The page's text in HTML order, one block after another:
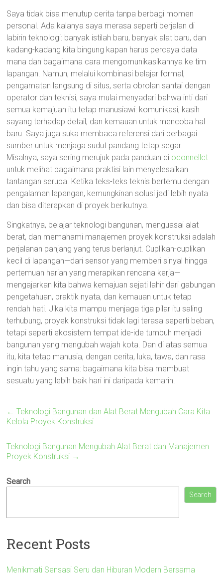
Saya tidak bisa menutup cerita tanpa berbagi momen
personal. Ada kalanya saya merasa seperti berjalan di
labirin teknologi: banyak istilah baru, banyak alat baru, dan
kadang-kadang kita bingung kapan harus percaya data
mana dan bagaimana cara mengomunikasikannya ke tim
lapangan. Namun, melalui kombinasi belajar formal,
pengamatan langsung di situs, serta obrolan santai dengan
operator dan teknisi, saya mulai menyadari bahwa inti dari
semua kemajuan itu tetap manusiawi: komunikasi, kasih
sayang terhadap detail, dan kemauan untuk mencoba hal
baru. Saya juga suka membaca referensi dari berbagai
sumber untuk menjaga sudut pandang tetap segar.
Misalnya, saya sering merujuk pada panduan di oconnellct
untuk melihat bagaimana praktisi lain menyelesaikan
tantangan serupa. Ketika teks-teks teknis bertemu dengan
pengalaman lapangan, kemungkinan solusi jadi lebih nyata
dan bisa diterapkan di proyek berikutnya.
Singkatnya, belajar teknologi bangunan, menguasai alat
berat, dan memahami manajemen proyek konstruksi adalah
perjalanan panjang yang terus berlanjut. Cuplikan-cuplikan
kecil di lapangan—dari sensor yang memberi sinyal hingga
pertemuan harian yang merapikan rencana kerja—
mengajarkan kita bahwa kemajuan sejati lahir dari gabungan
pengetahuan, praktik nyata, dan kemauan untuk tetap
rendah hati. Jika kita mampu menjaga tiga pilar itu saling
terhubung, proyek konstruksi tidak lagi terasa seperti beban,
tetapi seperti ekosistem tempat ide-ide tumbuh menjadi
bangunan yang mengubah wajah kota. Dan di atas semua
itu, kita tetap manusia, dengan cerita, luka, tawa, dan rasa
ingin tahu yang sama: bagaimana kita bisa membuat
sesuatu yang lebih baik hari ini daripada kemarin.
← Teknologi Bangunan dan Alat Berat Mengubah Cara Kita
Kelola Proyek Konstruksi
Teknologi Bangunan Mengubah Alat Berat dan Manajemen
Proyek Konstruksi →
Search
Search
Recent Posts
Menikmati Sensasi Seru dan Hiburan Modern Bersama